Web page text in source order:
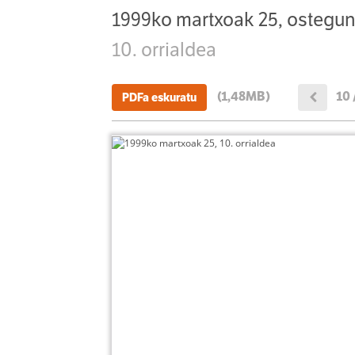
1999ko martxoak 25,
10. orrialdea
PDFa eskuratu (1,48MB) 10